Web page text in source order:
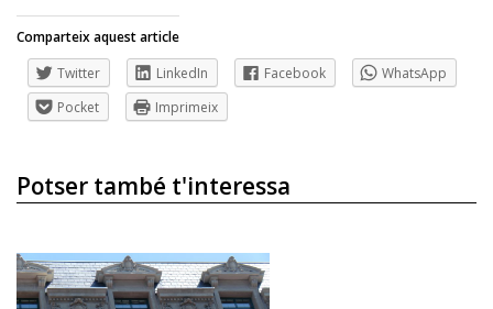
Comparteix aquest article
Twitter
LinkedIn Facebook
WhatsApp
Pocket
Imprimeix
Potser també t'interessa